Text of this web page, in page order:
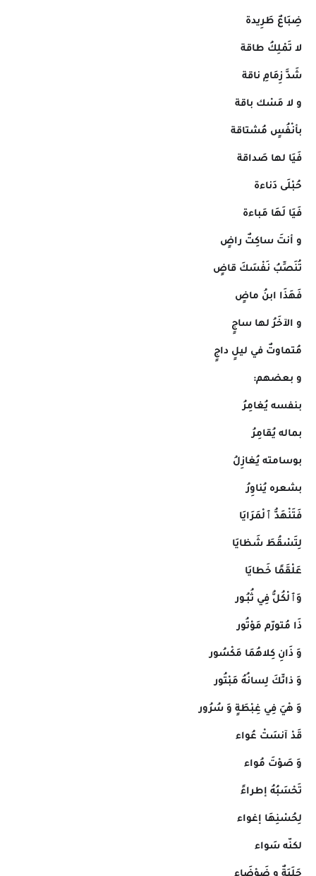
ضِبَاعٌ طَرِيدة
لا تَمْلِكُ طاقة
شَدَّ زِمَامِ ناقة
و لا مَسْك باقة
بأنْفُسٍ مُشتاقة
فَيَا لها صَداقة
حُبْلَى دَناءة
فَيَا لَهَا مَباءة
و أنتَ ساكِتٌ راضٍ
تُنَصِّبُ نَفْسَكَ قاضٍ
فَهَذَا ابنُ ماضٍ
و الآخَرُ لها ساجٍ
مُتماوتٌ في ليلٍ داجٍ
و بعضهم:
بنفسه يُغامِرُ
بماله يُقامِرُ
بوسامته يُغازِلُ
بشعره يُناوِرُ
فَتَنْهَدُّ ٱلْمَرَايَا
لِتَسْقُطَ شَظايَا
عَلْقَمًا خَطايَا
وَٱلْكُلُّ فِي ثُبُـور
ذَا مُتورّم مَوْتُور
وَ ذَانِ كِلاهُمَا مَكْسُور
وَ ذانِّكَ لِسانُهُ مَبْتُور
وَ هْيَ فِي غِبْطَةٍ وَ سُرُور
قَدْ آنسَتْ عُواء
وَ صَوْتَ مُواء
تَحْسَبُهُ إطراءً
لِحُسْنِهَا إغواء
لكنّه سَواء